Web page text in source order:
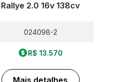
Rallye 2.0 16v 138cv
024098-2
R$ 13.570
Mais detalhes